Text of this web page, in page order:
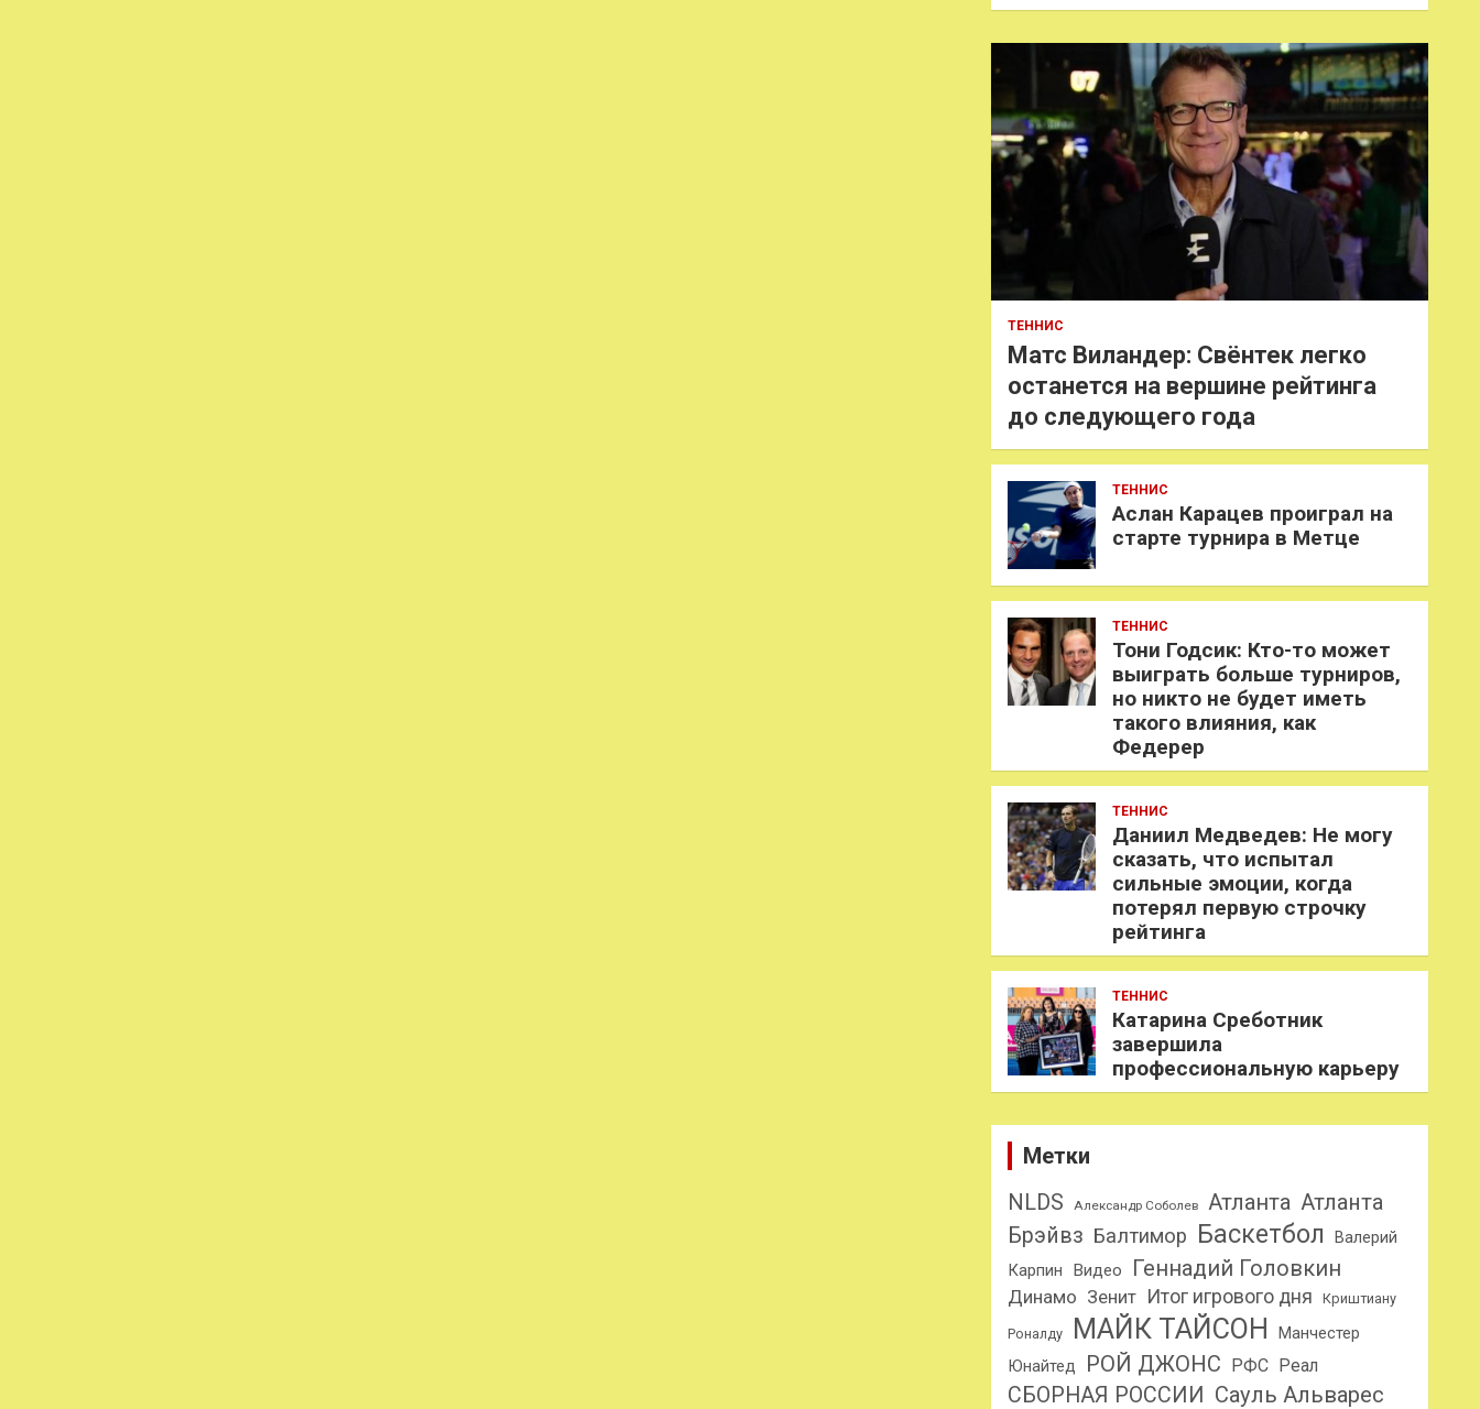
ТЕННИС
Матс Виландер: Свёнтек легко
останется на вершине рейтинга
до следующего года
ТЕННИС
Аслан Карацев проиграл на
старте турнира в Метце
ТЕННИС
Тони Годсик: Кто-то может
выиграть больше турниров,
но никто не будет иметь
такого влияния, как
Федерер
ТЕННИС
Даниил Медведев: Не могу
сказать, что испытал
сильные эмоции, когда
потерял первую строчку
рейтинга
ТЕННИС
Катарина Среботник
завершила
профессиональную карьеру
Метки
NLDS
Александр Соболев Атланта Атланта
Брэйвз Балтимор Баскетбол
Валерий
Карпин
Видео Геннадий Головкин
Динамо Зенит Итог игрового дня Криштиану
Роналду МАЙК ТАЙСОН
Манчестер
Юнайтед
РОЙ ДЖОНС РФС Реал
СБОРНАЯ РОССИИ Сауль Альварес